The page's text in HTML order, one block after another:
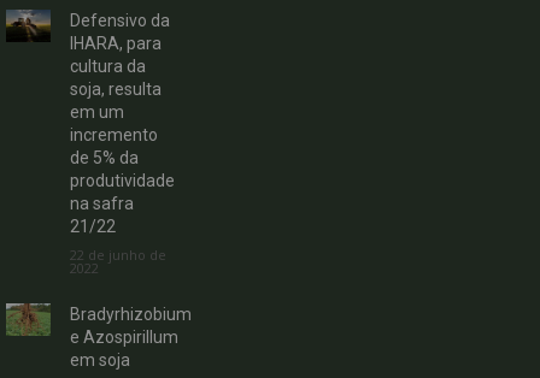
Defensivo da
IHARA, para
cultura da
soja, resulta
em um
incremento
de 5% da
produtividade
na safra
21/22
22 de junho de
2022
Bradyrhizobium
e Azospirillum
em soja